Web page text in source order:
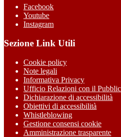
Facebook
Youtube
Instagram
Sezione Link Utili
Cookie policy
Note legali
Informativa Privacy
Ufficio Relazioni con il
Dichiarazione di accessibilità
Obiettivi di accessibilità
Whistleblowing
Gestione consensi cookie
Amministrazione trasparente